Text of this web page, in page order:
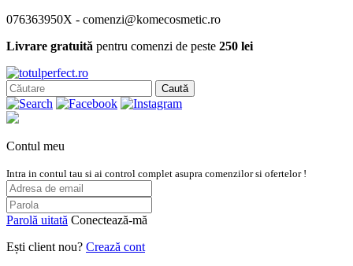
076363950X - comenzi@komecosmetic.ro
Livrare gratuită pentru comenzi de peste 250 lei
Caută
Contul meu
Intra in contul tau si ai control complet asupra comenzilor si ofertelor !
Parolă uitată Conectează-mă
Ești client nou? Crează cont